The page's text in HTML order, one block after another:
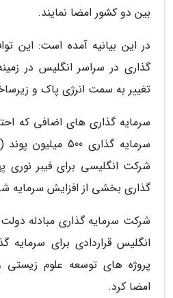
بین دو کشور امضا نمایند.
در این بیانیه آمده است: این
گذاری در سراسر انگلیس در
تغییر به سمت انرژی پاک و
سرمایه گذاری های اضافی که
شرکت انگلیسی برای فیبر نوری
گذاری بخشی از افزایش سرمایه
شرکت سرمایه گذاری مبادله
پروژه های توسعه علوم
امضا کرد.